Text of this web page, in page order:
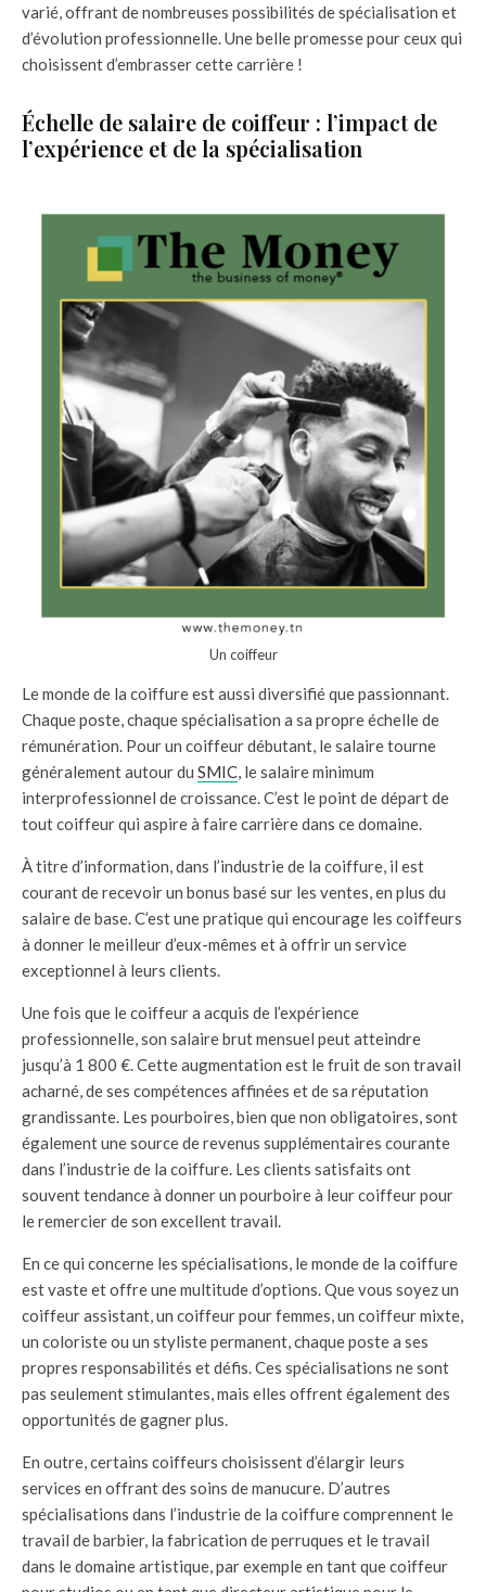
varié, offrant de nombreuses possibilités de spécialisation et
d’évolution professionnelle. Une belle promesse pour ceux qui
choisissent d’embrasser cette carrière !
Échelle de salaire de coiffeur : l’impact de
l’expérience et de la spécialisation
Un coiffeur
Le monde de la coiffure est aussi diversifié que passionnant.
Chaque poste, chaque spécialisation a sa propre échelle de
rémunération. Pour un coiffeur débutant, le salaire tourne
généralement autour du SMIC, le salaire minimum
interprofessionnel de croissance. C’est le point de départ de
tout coiffeur qui aspire à faire carrière dans ce domaine.
À titre d’information, dans l’industrie de la coiffure, il est
courant de recevoir un bonus basé sur les ventes, en plus du
salaire de base. C’est une pratique qui encourage les coiffeurs
à donner le meilleur d’eux-mêmes et à offrir un service
exceptionnel à leurs clients.
Une fois que le coiffeur a acquis de l’expérience
professionnelle, son salaire brut mensuel peut atteindre
jusqu’à 1 800 €. Cette augmentation est le fruit de son travail
acharné, de ses compétences affinées et de sa réputation
grandissante. Les pourboires, bien que non obligatoires, sont
également une source de revenus supplémentaires courante
dans l’industrie de la coiffure. Les clients satisfaits ont
souvent tendance à donner un pourboire à leur coiffeur pour
le remercier de son excellent travail.
En ce qui concerne les spécialisations, le monde de la coiffure
est vaste et offre une multitude d’options. Que vous soyez un
coiffeur assistant, un coiffeur pour femmes, un coiffeur mixte,
un coloriste ou un styliste permanent, chaque poste a ses
propres responsabilités et défis. Ces spécialisations ne sont
pas seulement stimulantes, mais elles offrent également des
opportunités de gagner plus.
En outre, certains coiffeurs choisissent d’élargir leurs
services en offrant des soins de manucure. D’autres
spécialisations dans l’industrie de la coiffure comprennent le
travail de barbier, la fabrication de perruques et le travail
dans le domaine artistique, par exemple en tant que coiffeur